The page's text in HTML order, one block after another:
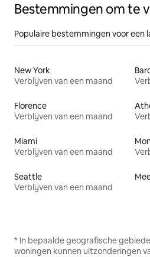
Bestemmingen om te
Populaire bestemmingen voor een
New York
Verblijven van een maand
Florence
Verblijven van een maand
Miami
Verblijven van een maand
Seattle
Verblijven van een maand
* In bepaalde geografische
woningen kunnen uitzonderingen